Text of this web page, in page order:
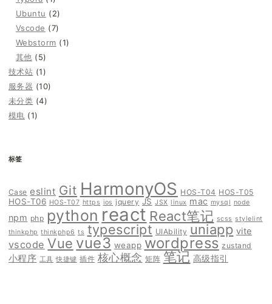
Ubuntu (2)
Vscode (7)
Webstorm (1)
其他 (5)
技术站 (1)
服务器 (10)
未分类 (4)
模电 (1)
标签
Case eslint Git HarmonyOS HOS-T04 HOS-T05
HOS-T06 HOS-T07 https ios jquery JS JSX linux mac mysql node
npm php python react React笔记 scss stylelint
thinkphp thinkphp6 ts typescript UIAbility uniapp vite
vscode Vue vue3 weapp wordpress zustand
小程序 工具 快捷键 插件 核心概念 矩阵 笔记 高级指引